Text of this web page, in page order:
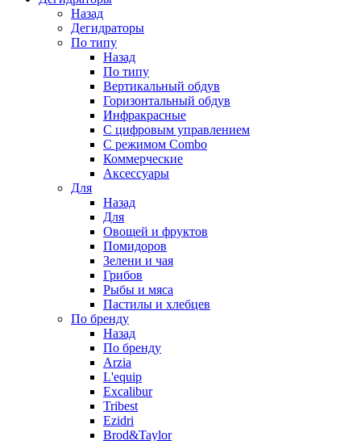
Назад
Дегидраторы
По типу
Назад
По типу
Вертикальный обдув
Горизонтальный обдув
Инфракрасные
С цифровым управлением
С режимом Combo
Коммерческие
Аксессуары
Для
Назад
Для
Овощей и фруктов
Помидоров
Зелени и чая
Грибов
Рыбы и мяса
Пастилы и хлебцев
По бренду
Назад
По бренду
Arzia
L'equip
Excalibur
Tribest
Ezidri
Brod&Taylor